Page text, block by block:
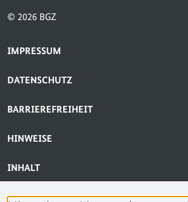
© 2026 BGZ
SERVICE-NAVIGATION
IMPRESSUM
DATENSCHUTZ
BARRIEREFREIHEIT
HINWEISE
INHALT
BARRIERE MELDEN